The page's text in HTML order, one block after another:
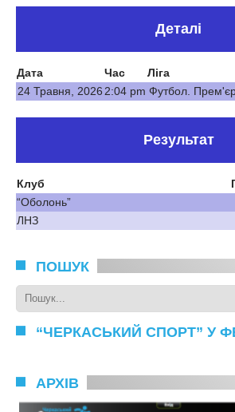
Деталі
Дата Час Ліга
24 Травня, 2026 2:04 pm Футбол.
Результат
Клуб
“Оболонь”
ЛНЗ
ПОШУК
“ЧЕРКАСЬКИЙ СПОРТ” У
АРХІВ